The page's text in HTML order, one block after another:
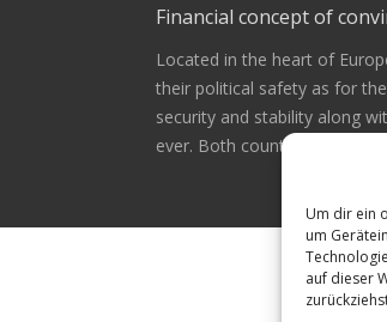
Um dir ein
um
auf dieser
Financial concept of
Located in the heart of
their political safety as for
security and stability along
ever. Both countries are